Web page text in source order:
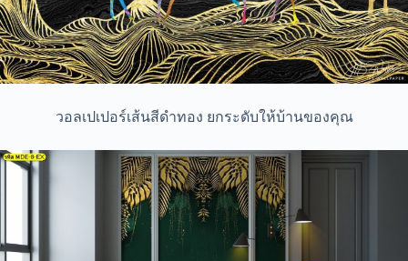
วอลเปเปอร์เส้นสีดำทอง ยกระดับให้บ้านของคุณ